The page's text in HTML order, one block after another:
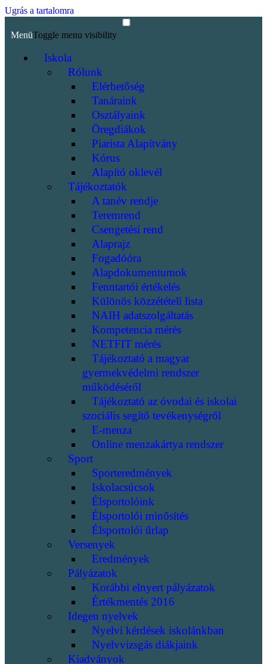
Ugrás a tartalomra
MenüToggle menu visibility
Iskola
Rólunk
Elérhetőség
Tanáraink
Osztályaink
Öregdiákok
Piarista Alapítvány
Kórus
Alapító oklevél
Tájékoztatók
A tanév rendje
Teremrend
Csengetési rend
Alaprajz
Fogadóóra
Alapdokumentumok
Fenntartói értékelés
Különös közzétételi lista
NAIH adatszolgáltatás
Kompetencia mérés
NETFIT mérés
Tájékoztató a magyar
gyermekvédelmi rendszer
működéséről
Tájékoztató az óvodai és iskolai
szociális segítő tevékenységről
E-menza
Online menzakártya rendszer
Sport
Sporteredmények
Iskolacsúcsok
Élsportolóink
Élsportolói minősítés
Élsportolói űrlap
Versenyek
Eredmények
Pályázatok
Korábbi elnyert pályázatok
Értékmentés 2016
Idegen nyelvek
Nyelvi kérdések iskolánkban
Nyelvvizsgás diákjaink
Kiadványok